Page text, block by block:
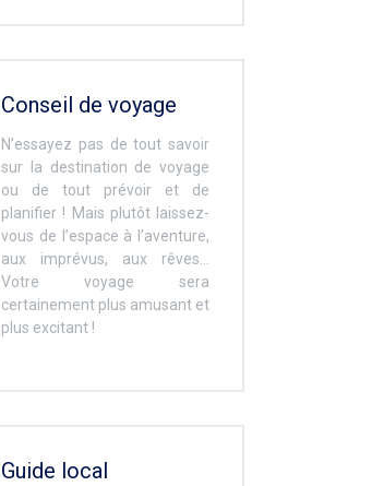
Conseil de voyage
N’essayez pas de tout savoir
sur la destination de voyage
ou de tout prévoir et de
planifier ! Mais plutôt laissez-
vous de l’espace à l’aventure,
aux imprévus, aux rêves…
Votre voyage sera
certainement plus amusant et
plus excitant !
Guide local